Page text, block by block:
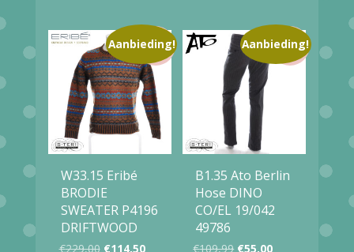
variaties.
Deze
optie
kan
gekozen
worden
de
productpagina
Aanbieding!
W33.15 Eribé
BRODIE
SWEATER P4196
DRIFTWOOD
€229,00 Oorspronkelijke
€114,50Huidige
Aanbieding!
B1.35 Ato Berlin
Hose DINO
CO/EL 19/042
49786
€109,99 Oorspronkelijke
€55,00Huidige